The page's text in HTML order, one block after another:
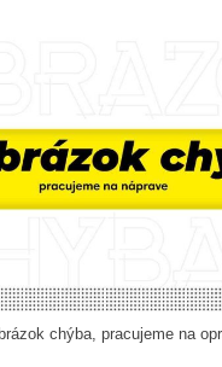
chýba, pracujeme na